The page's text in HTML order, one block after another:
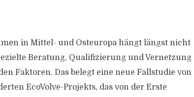
in Mittel- und Osteuropa hängt längst nicht
Beratung, Qualifizierung und Vernetzung
Faktoren. Das belegt eine neue Fallstudie von
EcoVolve-Projekts, das von der Erste